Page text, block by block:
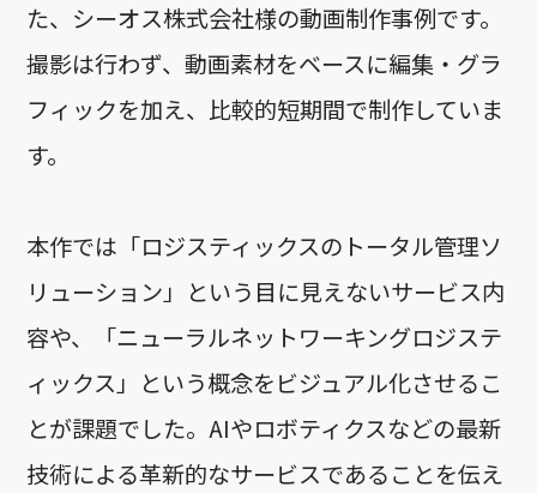
た、シーオス株式会社様の動画制作事例です。
撮影は行わず、動画素材をベースに編集・グラ
フィックを加え、比較的短期間で制作していま
す。
本作では「ロジスティックスのトータル管理ソ
リューション」という目に見えないサービス内
容や、「ニューラルネットワーキングロジステ
ィックス」という概念をビジュアル化させるこ
とが課題でした。AIやロボティクスなどの最新
技術による革新的なサービスであることを伝え